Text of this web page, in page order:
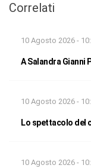
Correlati
10 Agosto 2026 -
A Salandra Gianni
10 Agosto 2026 -
Lo spettacolo del
10 Agosto 2026 -